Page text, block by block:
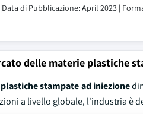
|Data di Pubblicazione: April 2023 |
delle materie plastiche
stampate ad iniezione
a livello globale, l'industria è